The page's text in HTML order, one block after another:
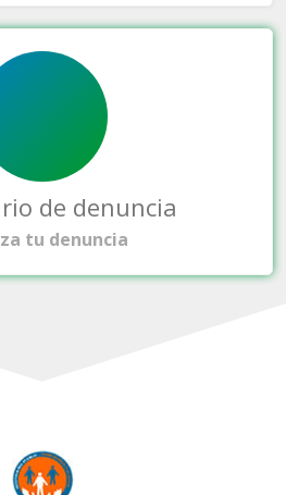
de denuncia
tu denuncia